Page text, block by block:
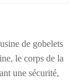
de gobelets
le corps de la
une sécurité,